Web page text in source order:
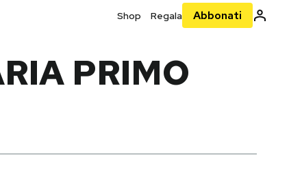
Shop Regala Abbonati
PRIMO